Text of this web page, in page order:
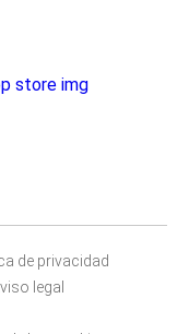
de privacidad
legal